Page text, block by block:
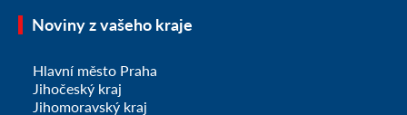
Noviny z vašeho kraje
Hlavní město Praha
Jihočeský kraj
Jihomoravský kraj